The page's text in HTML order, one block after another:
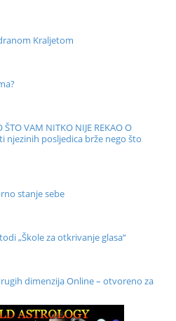
Kraljetom
VAM NITKO NIJE REKAO O
njezinih posljedica brže nego što
stanje sebe
„Škole za otkrivanje glasa“
dimenzija Online – otvoreno za